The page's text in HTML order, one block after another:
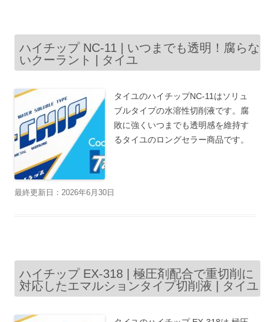
ハイチップ NC-11 | いつまでも透明！腐らな
いクーラント | タイユ
タイユのハイチップNC-11はソリュ
ブルタイプの水溶性切削液です。腐
敗に強くいつまでも透明感を維持す
るタイユのロングセラー商品です。
最終更新日：2026年6月30日
ハイチップ EX-318 | 極圧剤配合で重切削に
対応したエマルションタイプ切削液 | タイユ